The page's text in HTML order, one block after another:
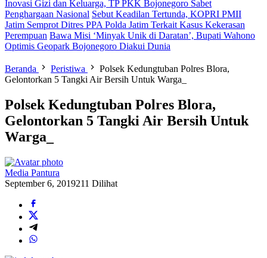
Inovasi Gizi dan Keluarga, TP PKK Bojonegoro Sabet
Penghargaan Nasional Sebut Keadilan Tertunda, KOPRI PMII
Jatim Semprot Ditres PPA Polda Jatim Terkait Kasus Kekerasan
Perempuan Bawa Misi ‘Minyak Unik di Daratan’, Bupati Wahono
Optimis Geopark Bojonegoro Diakui Dunia
Beranda Peristiwa
Polsek Kedungtuban Polres Blora,
Gelontorkan 5 Tangki Air Bersih Untuk Warga_
Polsek Kedungtuban Polres Blora,
Gelontorkan 5 Tangki Air Bersih Untuk
Warga_
Media Pantura
September 6, 2019211 Dilihat